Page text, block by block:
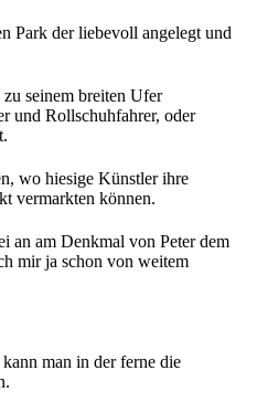
Park der liebevoll angelegt und
seinem breiten Ufer
und Rollschuhfahrer, oder
wo hiesige Künstler ihre
vermarkten können.
an am Denkmal von Peter dem
mir ja schon von weitem
man in der ferne die